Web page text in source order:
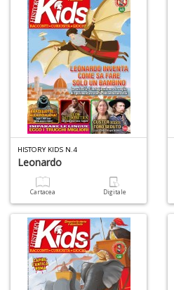
HISTORY KIDS N.4
Leonardo
Cartacea Digitale